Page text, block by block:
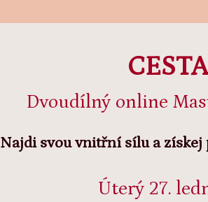
Dvoudílný online
Najdi svou vnitřní sílu a získej
Úterý 27.